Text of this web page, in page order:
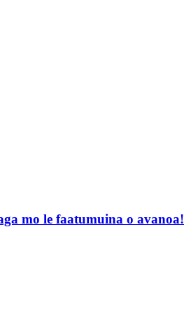
mo le faatumuina o avanoa!